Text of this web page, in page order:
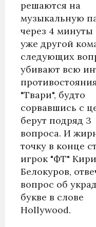
решаются на
музыкальную
через 4 минуты
уже другой
следующих
убивают всю
"Твари", будто
сорвавшись с
берут подряд 3
вопроса. И
точку в конце
игрок "ФТ"
Белокуров,
вопрос об
букве в слове
Hollywood.